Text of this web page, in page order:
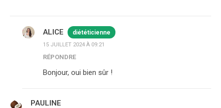
ALICE diététicienne
15 JUILLET 2024 À 09:21
RÉPONDRE
Bonjour, oui bien sûr !
PAULINE